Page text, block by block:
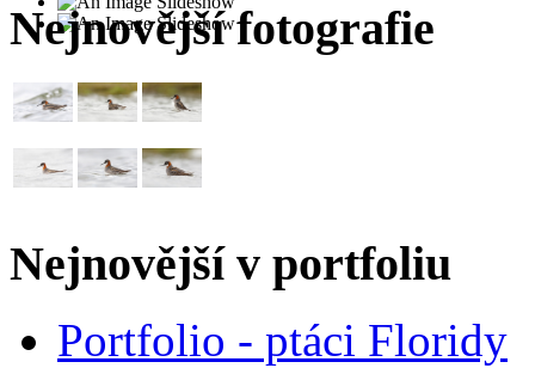
Nejnovější fotografie
Nejnovější v portfoliu
Portfolio - ptáci Floridy